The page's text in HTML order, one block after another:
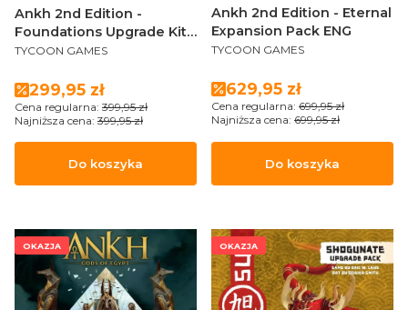
Ankh 2nd Edition -
Foundations Upgrade Kit
ENG
PRODUCENT
TYCOON GAMES
Cena promocyjna
299,95 zł
Cena regularna: 399,95 zł
Najniższa cena: 399,95 zł
Do koszyka
Ankh 2nd Edition - Eternal
Expansion Pack ENG
PRODUCENT
TYCOON GAMES
Cena promocyjna
629,95 zł
Cena regularna: 699,95 zł
Najniższa cena: 699,95 zł
Do koszyka
OKAZJA OKAZJA